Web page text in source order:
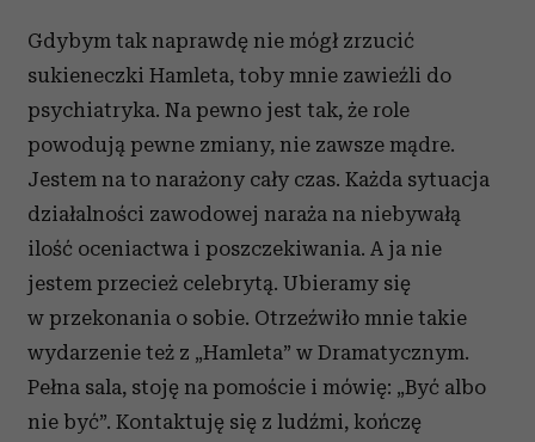
Gdybym tak naprawdę nie mógł zrzucić
sukieneczki Hamleta, toby mnie zawieźli do
psychiatryka. Na pewno jest tak, że role
powodują pewne zmiany, nie zawsze mądre.
Jestem na to narażony cały czas. Każda sytuacja
działalności zawodowej naraża na niebywałą
ilość oceniactwa i poszczekiwania. A ja nie
jestem przecież celebrytą. Ubieramy się
w przekonania o sobie. Otrzeźwiło mnie takie
wydarzenie też z „Hamleta” w Dramatycznym.
Pełna sala, stoję na pomoście i mówię: „Być albo
nie być”. Kontaktuję się z ludźmi, kończę